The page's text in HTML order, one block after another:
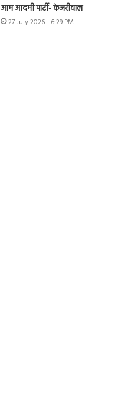
आम आदमी पार्टी- केजरीवाल
27 July 2026 - 6:29 PM